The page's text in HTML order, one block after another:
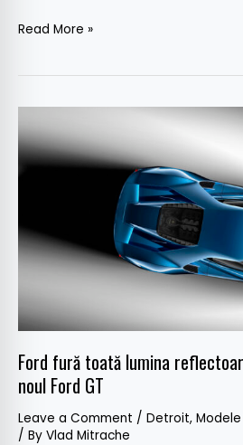
Read More »
Ford fură toată lumina
noul Ford GT
Leave a Comment / Detroit,
/ By Vlad Mitrache
fură
toată
la
Detroit
Ford